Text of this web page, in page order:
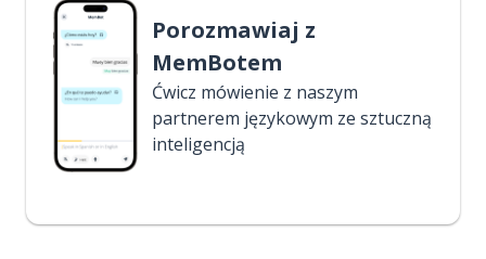
Porozmawiaj z
MemBotem
Ćwicz mówienie z naszym
partnerem językowym ze sztuczną
inteligencją